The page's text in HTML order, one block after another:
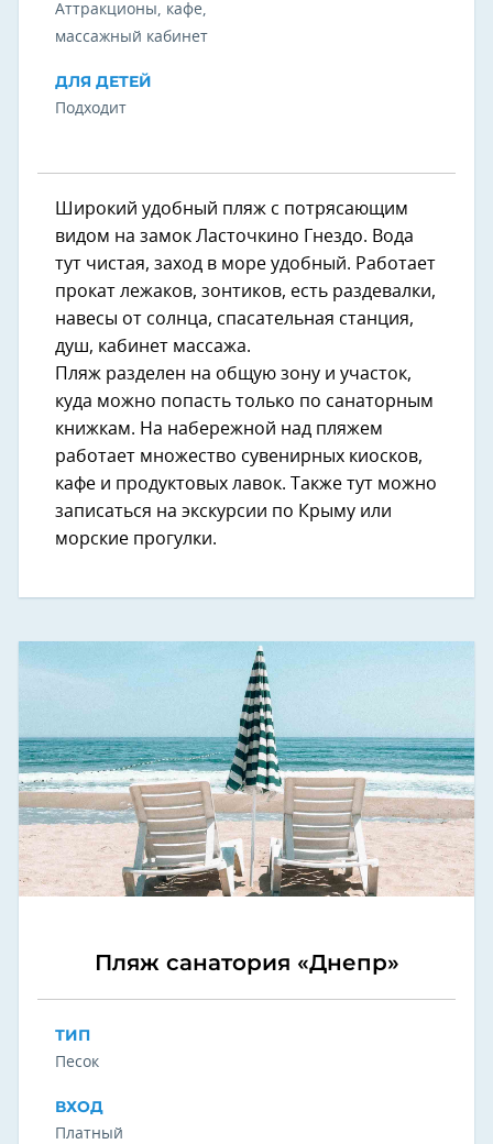
Аттракционы, кафе,
массажный кабинет
ДЛЯ ДЕТЕЙ
Подходит
Широкий удобный пляж с потрясающим
видом на замок Ласточкино Гнездо. Вода
тут чистая, заход в море удобный. Работает
прокат лежаков, зонтиков, есть раздевалки,
навесы от солнца, спасательная станция,
душ, кабинет массажа.
Пляж разделен на общую зону и участок,
куда можно попасть только по санаторным
книжкам. На набережной над пляжем
работает множество сувенирных киосков,
кафе и продуктовых лавок. Также тут можно
записаться на экскурсии по Крыму или
морские прогулки.
Пляж санатория «Днепр»
ТИП
Песок
ВХОД
Платный